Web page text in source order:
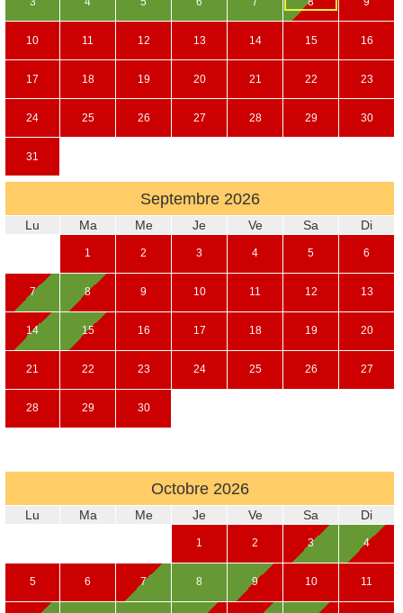
10 11 12 13 14 15 16
17 18 19 20 21 22 23
24 25 26 27 28 29 30
31
Septembre 2026
Lu Ma Me Je Ve Sa Di
1 2 3 4 5 6
7 8 9 10 11 12 13
14 15 16 17 18 19 20
21 22 23 24 25 26 27
28 29 30
Octobre 2026
Lu Ma Me Je Ve Sa Di
1 2 3 4
5 6 7 8 9 10 11